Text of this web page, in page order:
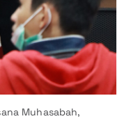
Muhasabah,